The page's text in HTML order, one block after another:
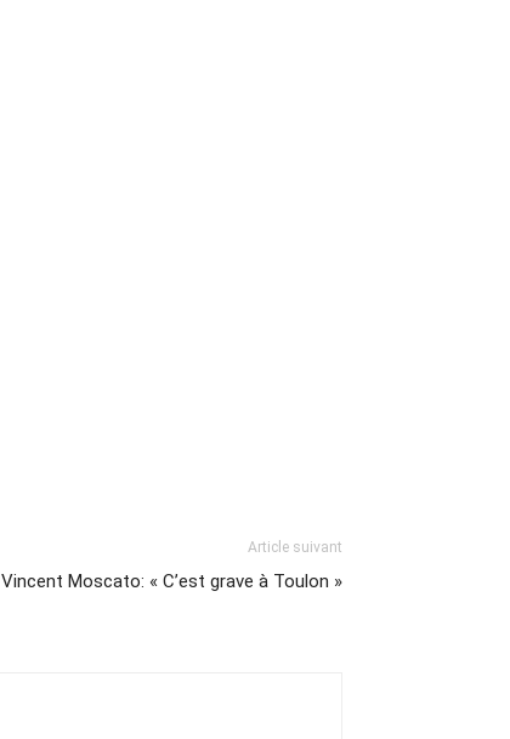
Article suivant
Vincent Moscato: « C’est grave à Toulon »